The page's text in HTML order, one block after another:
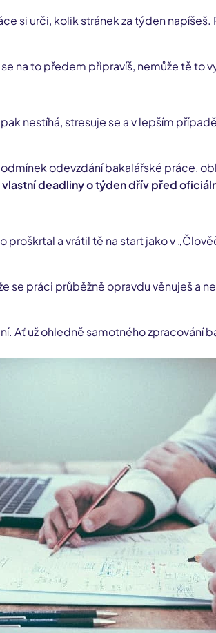
si urči, kolik stránek za týden napíšeš.
na to předem připravíš, nemůže tě to
nestíhá, stresuje se a v lepším
odevzdání bakalářské práce,
vlastní deadliny o týden dřív před
a vrátil tě na start jako v
se práci průběžně opravdu věnuješ a
Ať už ohledně samotného zpracování